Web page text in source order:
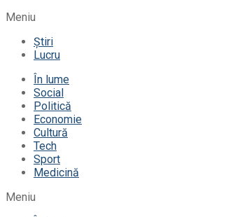
Meniu
Știri
Lucru
În lume
Social
Politică
Economie
Cultură
Tech
Sport
Medicină
Meniu